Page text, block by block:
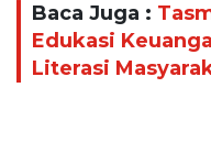
Baca Juga :
Edukasi
Literasi